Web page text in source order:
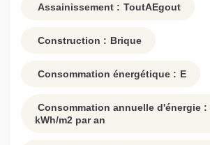
Assainissement : ToutAEgout
Construction : Brique
Consommation énergétique : E
Consommation annuelle d'énergie :
kWh/m2 par an